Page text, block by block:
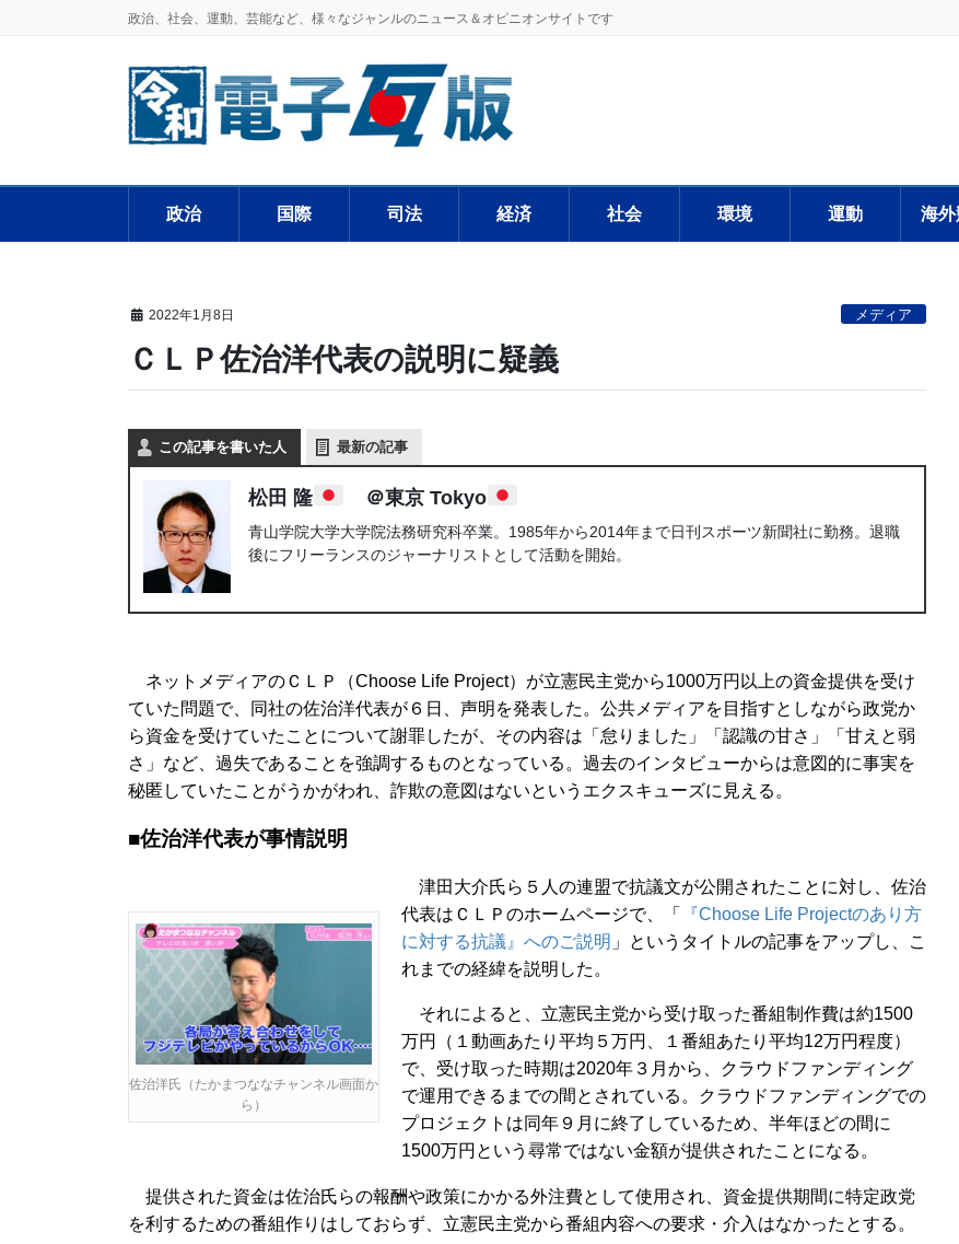
政治、社会、運動、芸能など、様々なジャンルのニュース＆オピニオンサイトです
政治 国際 司法 経済 社会 環境 運動 海
2022年1月8日 メディア
ＣＬＰ佐治洋代表の説明に疑義
この記事を書いた人 最新の記事
松田 隆 ＠東京 Tokyo
青山学院大学大学院法務研究科卒業。1985年から2014年まで日刊スポーツ新聞社に勤務。退職
後にフリーランスのジャーナリストとして活動を開始。
ネットメディアのＣＬＰ（Choose Life Project）が立憲民主党から1000万円以上の資金提供を受け
ていた問題で、同社の佐治洋代表が６日、声明を発表した。公共メディアを目指すとしながら政党か
ら資金を受けていたことについて謝罪したが、その内容は「怠りました」「認識の甘さ」「甘えと弱
さ」など、過失であることを強調するものとなっている。過去のインタビューからは意図的に事実を
秘匿していたことがうかがわれ、詐欺の意図はないというエクスキューズに見える。
■佐治洋代表が事情説明
佐治洋氏（たかまつななチャンネル画面か
ら）
津田大介氏ら５人の連盟で抗議文が公開されたことに対し、佐治
代表はＣＬＰのホームページで、「
『Choose Life Projectのあり方
に対する抗議』へのご説明 」というタイトルの記事をアップし、こ
れまでの経緯を説明した。
それによると、立憲民主党から受け取った番組制作費は約1500
万円（１動画あたり平均５万円、１番組あたり平均12万円程度）
で、受け取った時期は2020年３月から、クラウドファンディング
で運用できるまでの間とされている。クラウドファンディングでの
プロジェクトは同年９月に終了しているため、半年ほどの間に
1500万円という尋常ではない金額が提供されたことになる。
提供された資金は佐治氏らの報酬や政策にかかる外注費として使用され、資金提供期間に特定政党
を利するための番組作りはしておらず、立憲民主党から番組内容への要求・介入はなかったとする。